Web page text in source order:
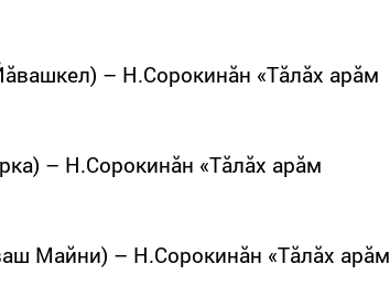
– Н.Сорокинăн «Тăлăх арăм
– Н.Сорокинăн «Тăлăх арăм
Майни) – Н.Сорокинăн «Тăлăх арăм